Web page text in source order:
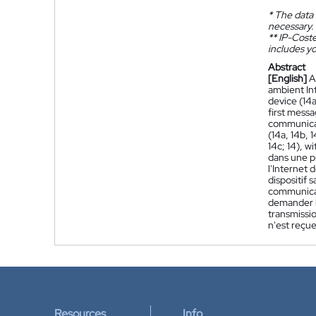
*The data
necessary.
**IP-
includes
Abstract
[English]
ambient
device
first
(14a, 14b,
14c; 14),
dans une
l'Internet
dispositif
demander
n'est